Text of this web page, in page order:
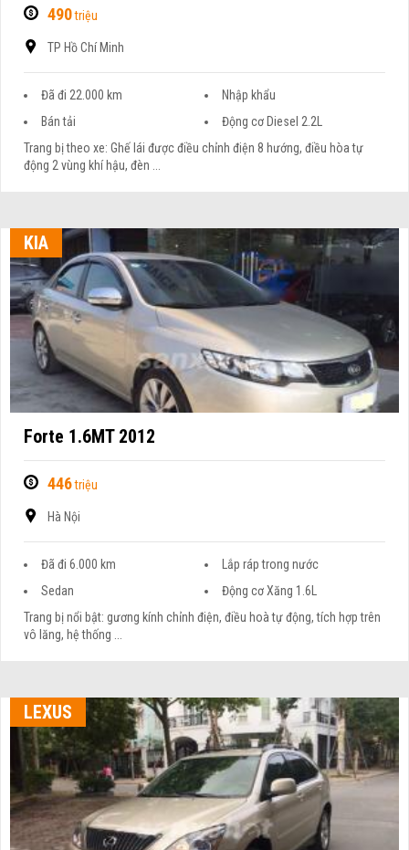
490triệu
TP Hồ Chí Minh
Đã đi 22.000 km
Nhập khẩu
Bán tải
Động cơ Diesel 2.2L
Trang bị theo xe: Ghế lái được điều chỉnh điện 8 hướng, điều hòa tự
động 2 vùng khí hậu, đèn ...
KIA
Forte 1.6MT 2012
446triệu
Hà Nội
Đã đi 6.000 km
Lắp ráp trong nước
Sedan
Động cơ Xăng 1.6L
Trang bị nổi bật: gương kính chỉnh điện, điều hoà tự động, tích hợp trên
vô lăng, hệ thống ...
LEXUS